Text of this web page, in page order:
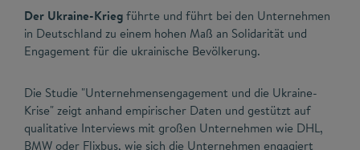
Der Ukraine-Kriegführte und führt bei den Unternehmen
in Deutschland zu einem hohen Maß an Solidarität und
Engagement für die ukrainische Bevölkerung.
Die Studie "Unternehmensengagement und die Ukraine-
Krise" zeigt anhand empirischer Daten und gestützt auf
qualitative Interviews mit großen Unternehmen wie DHL,
BMW oder Flixbus, wie sich die Unternehmen engagiert